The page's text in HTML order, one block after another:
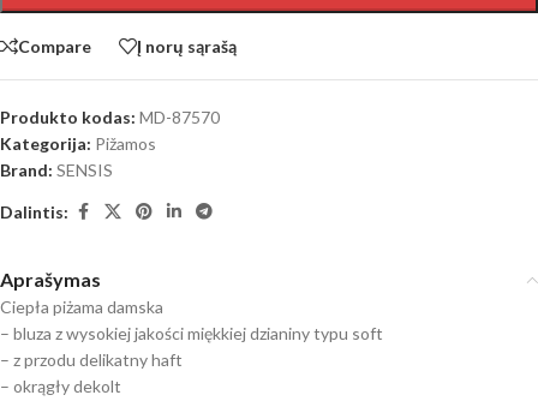
Compare Į norų sąrašą
Produkto kodas: MD-87570
Kategorija: Pižamos
Brand: SENSIS
Dalintis:
Aprašymas
Ciepła piżama damska
– bluza z wysokiej jakości miękkiej dzianiny typu soft
– z przodu delikatny haft
– okrągły dekolt